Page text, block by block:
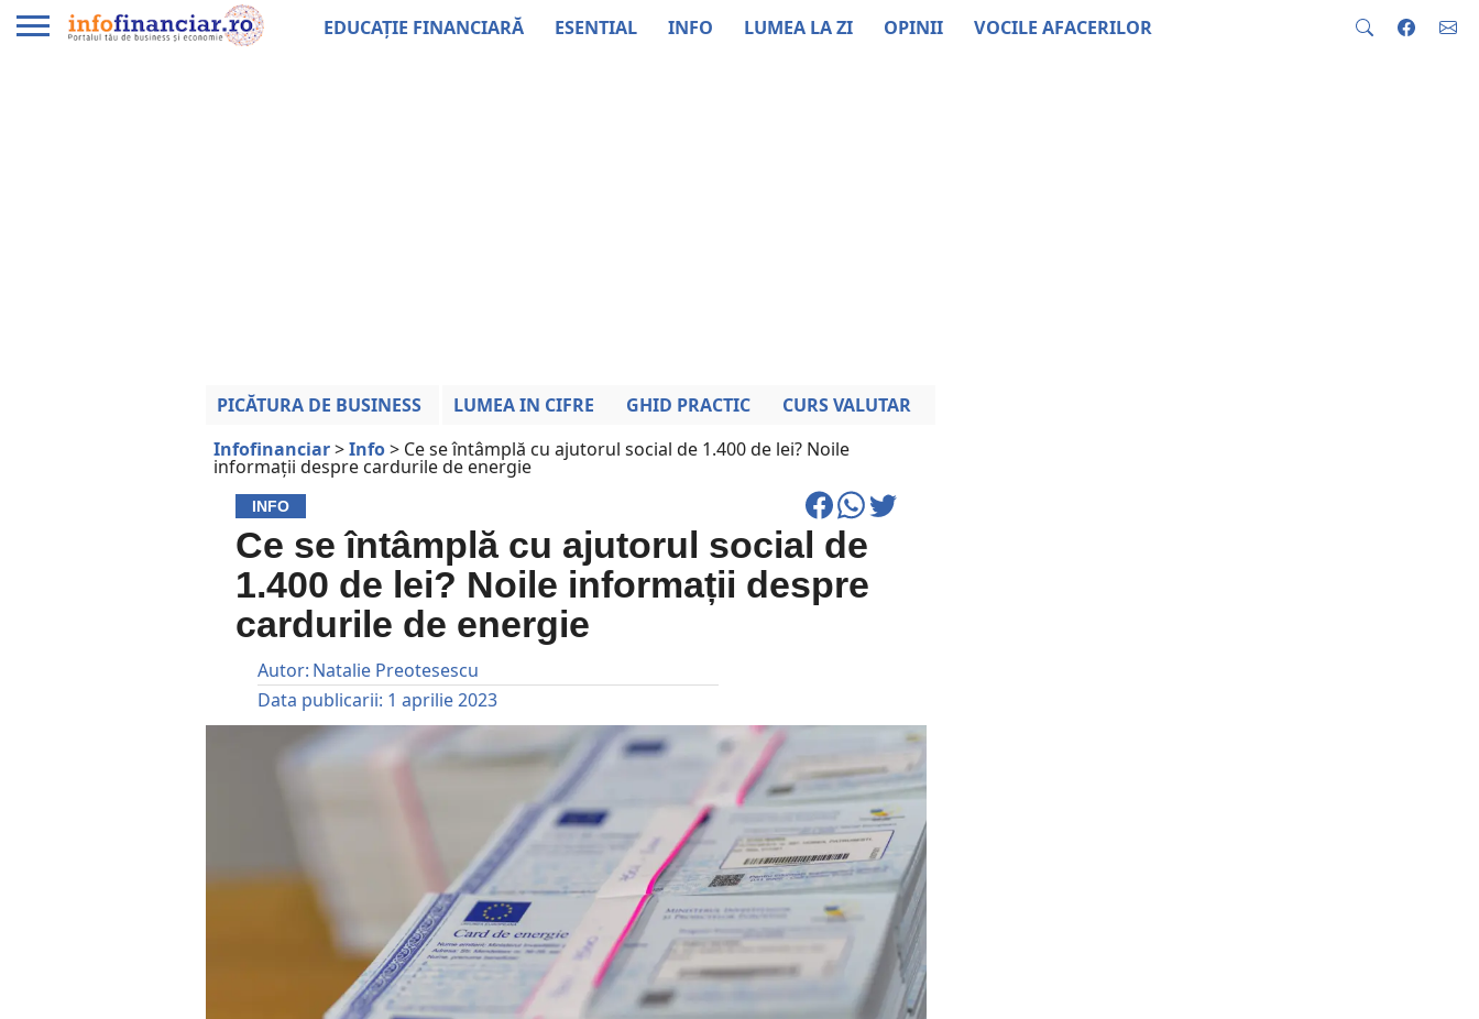
EDUCAȚIE FINANCIARĂ ESENTIAL INFO LUMEA LA ZI OPINII VOCILE AFACERILOR
PICĂTURA DE BUSINESS LUMEA IN CIFRE GHID PRACTIC
CURS VALUTAR
Infofinanciar>Info> Ce se întâmplă cu ajutorul social de 1.400 de lei? Noile
informații despre cardurile de energie
INFO
Ce se întâmplă cu ajutorul social de
1.400 de lei? Noile informații despre
cardurile de energie
Autor: Natalie Preotesescu
Data publicarii: 1 aprilie 2023